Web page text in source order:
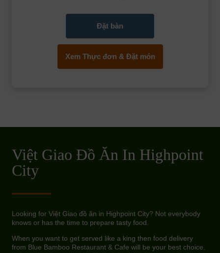
Đặt bàn
Xem Thực đơn & Đặt món
Việt Giao Đồ Ăn In Highpoint
City
Looking for Việt Giao đồ ăn in Highpoint City? Not everybody
knows or has the time to prepare tasty food.
When you want to get served like a king then food delivery
from Blue Bamboo Restaurant & Cafe will be your best choice.